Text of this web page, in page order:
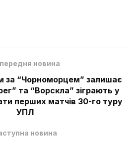
новина
за “Чорноморцем” залишає
та “Ворскла” зіграють у
перших матчів 30-го туру
УПЛ
новина